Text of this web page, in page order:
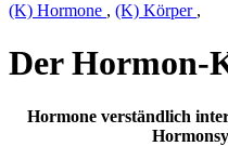
(K) Hormone , (K) Körper ,
Der Hormon-
Hormone verständlich